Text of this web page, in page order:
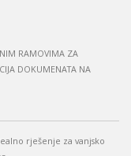
RAMOVIMA ZA
DOKUMENATA NA
rješenje za vanjsko